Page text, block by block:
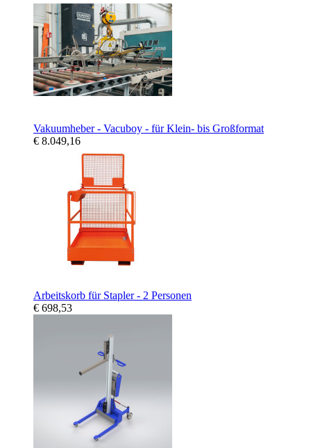
Vakuumheber - Vacuboy - für Klein- bis Großformat
€ 8.049,16
Arbeitskorb für Stapler - 2 Personen
€ 698,53